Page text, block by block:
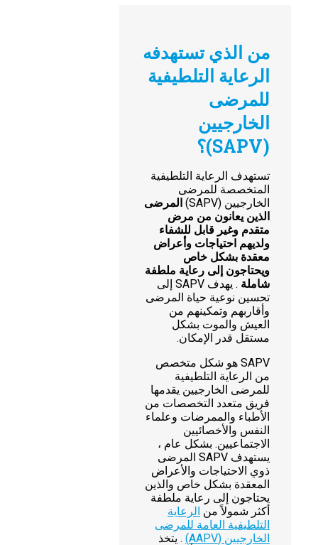
من الذي تستهدفه
الرعاية التلطيفية
للمرضى
الخارجيين
(SAPV)؟
تستهدف الرعاية التلطيفية
المتخصصة للمرضى
الخارجيين (SAPV)
المرضى
الذين يعانون من مرض
متقدم وغير قابل للشفاء
ولديهم احتياجات وأعراض
معقدة بشكل خاص
ويحتاجون إلى رعاية ملطفة
شاملة
. يهدف SAPV إلى
تحسين نوعية حياة المرضى
وأقاربهم وتمكينهم من
العيش والموت بشكل
مستقل قدر الإمكان.
SAPV هو شكل متخصص
من الرعاية التلطيفية
للمرضى الخارجيين يقدمها
فريق متعدد التخصصات من
الأطباء والممرضات وعلماء
النفس والأخصائيين
الاجتماعيين. بشكل عام ،
يستهدف SAPV المرضى
ذوي الاحتياجات والأعراض
المعقدة بشكل خاص والذين
يحتاجون إلى رعاية ملطفة
أكثر شمولاً من الرعاية
التلطيفية العامة للمرضى
الخارجيين (AAPV)
. يتخذ